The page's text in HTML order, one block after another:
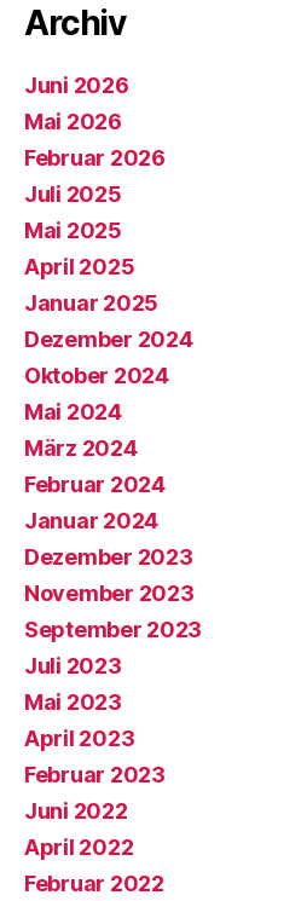
Archiv
Juni 2026
Mai 2026
Februar 2026
Juli 2025
Mai 2025
April 2025
Januar 2025
Dezember 2024
Oktober 2024
Mai 2024
März 2024
Februar 2024
Januar 2024
Dezember 2023
November 2023
September 2023
Juli 2023
Mai 2023
April 2023
Februar 2023
Juni 2022
April 2022
Februar 2022